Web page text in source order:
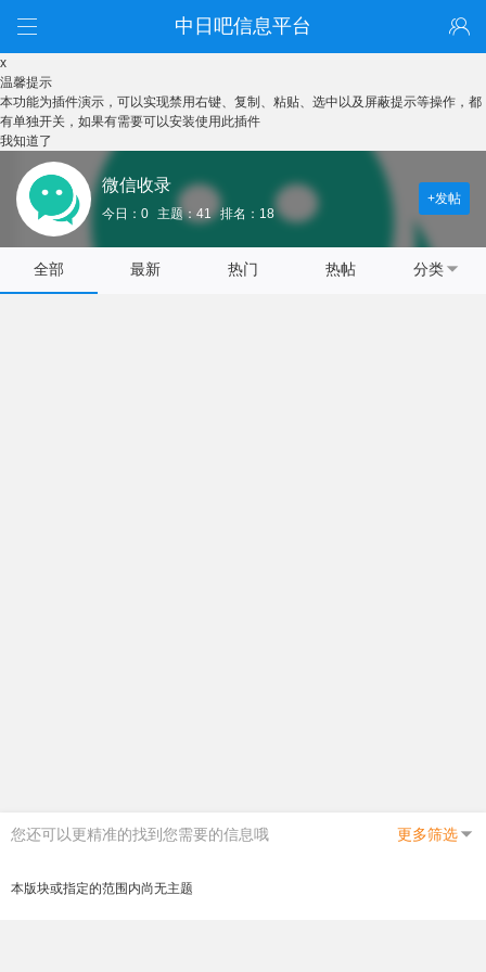
中日吧信息平台
x
温馨提示
本功能为插件演示，可以实现禁用右键、复制、粘贴、选中以及屏蔽提示等操作，都
有单独开关，如果有需要可以安装使用此插件
我知道了
微信收录
今日：0 主题：41 排名：18
+发帖
全部 最新 热门 热帖 分类
您还可以更精准的找到您需要的信息哦 更多筛选
本版块或指定的范围内尚无主题